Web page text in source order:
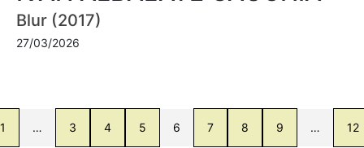
Blur (2017)
27/03/2026
1 … 3 4 5 6 7 8 9 … 12